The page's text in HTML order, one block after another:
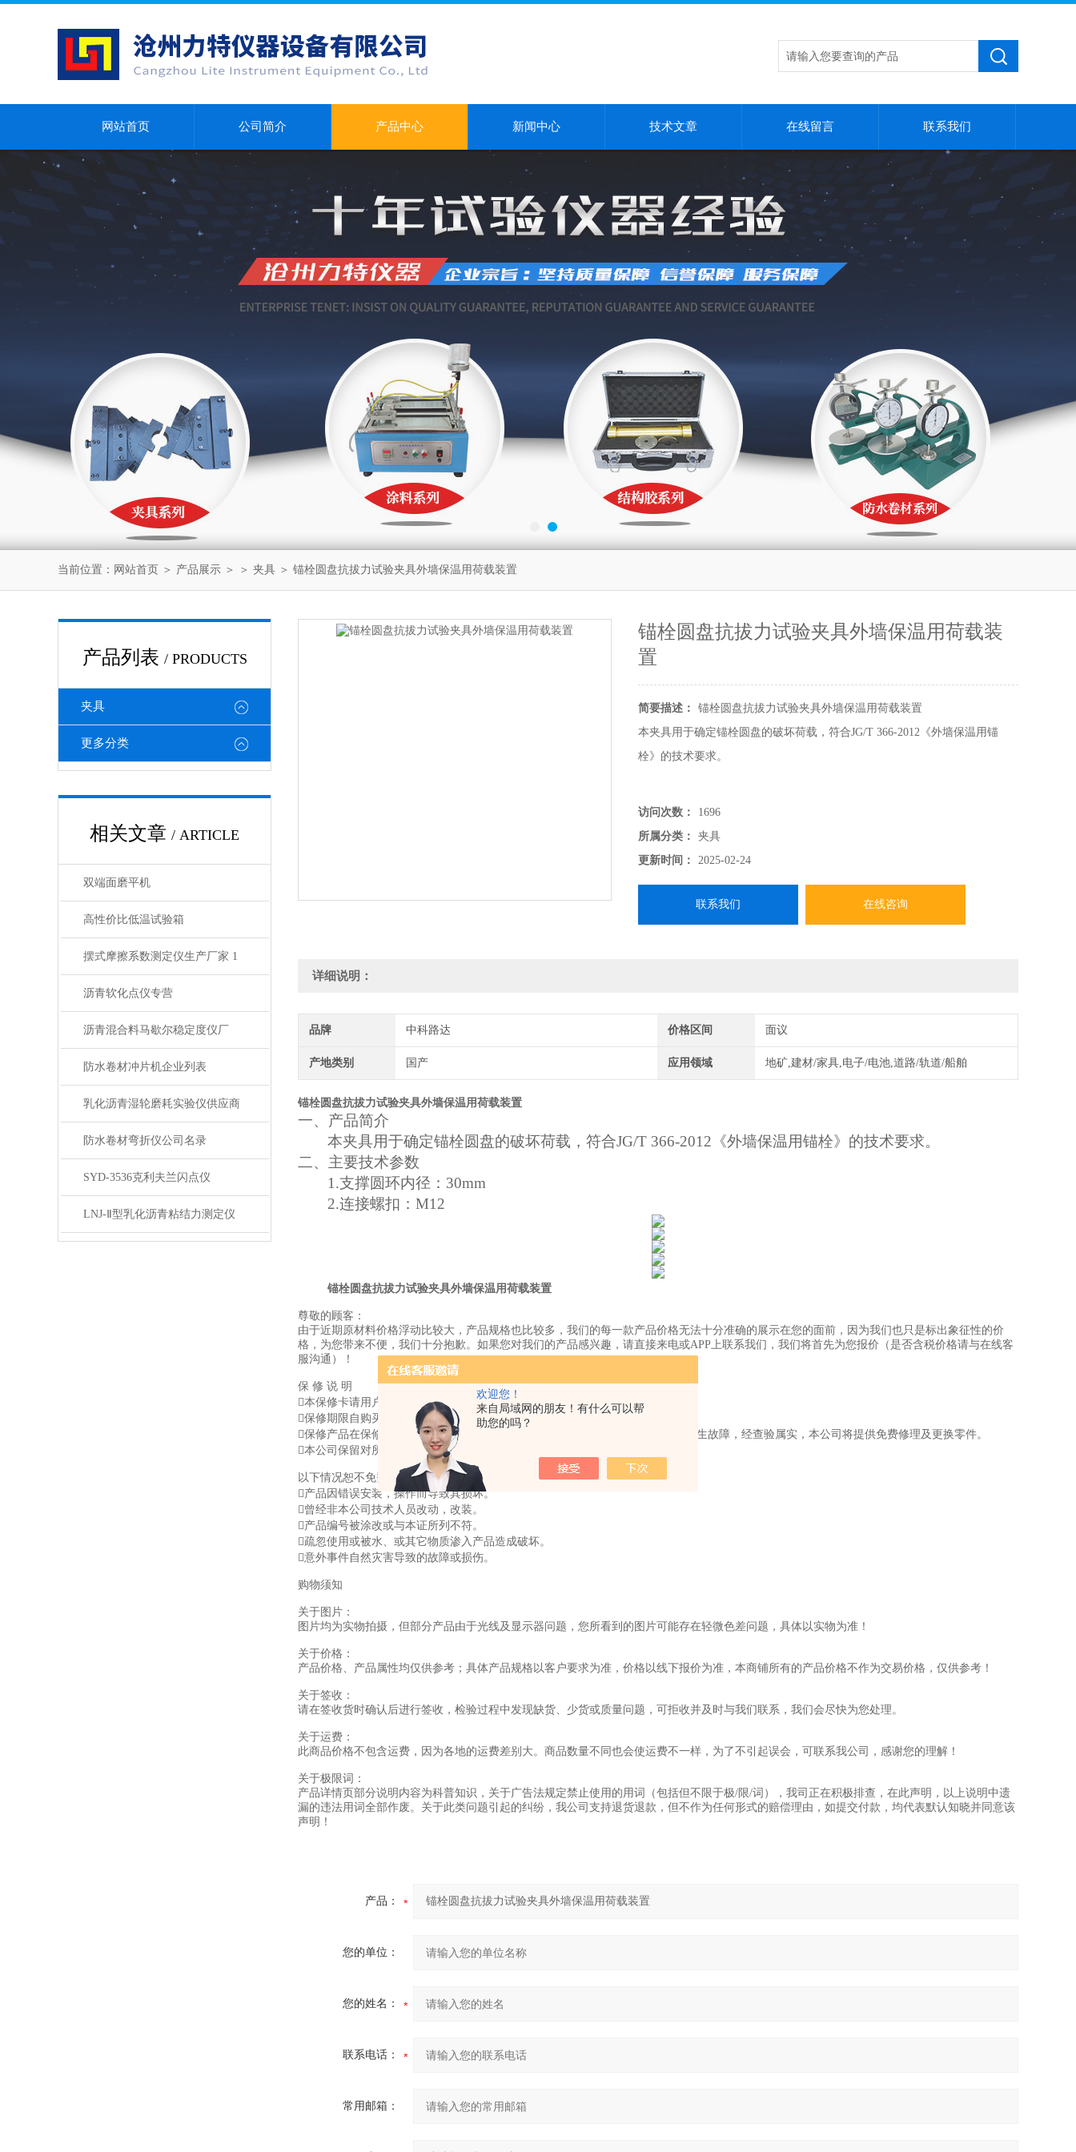
欢迎您！
来自局域网的朋友！有什么可以帮
助您的吗？
网站首页 公司简介 产品中心 新闻中心 技术文章 在线留言 联系我们
当前位置： 网站首页 ＞ 产品展示 ＞ ＞ 夹具 ＞ 锚栓圆盘抗拔力试验夹具外墙保温用荷载装置
产品列表 / PRODUCTS
夹具
更多分类
相关文章 / ARTICLE
双端面磨平机
高性价比低温试验箱
摆式摩擦系数测定仪生产厂家 1
沥青软化点仪专营
沥青混合料马歇尔稳定度仪厂
防水卷材冲片机企业列表
乳化沥青湿轮磨耗实验仪供应商
防水卷材弯折仪公司名录
SYD-3536克利夫兰闪点仪
LNJ-Ⅱ型乳化沥青粘结力测定仪
锚栓圆盘抗拔力试验夹具外墙保温用荷载装
置
简要描述：
锚栓圆盘抗拔力试验夹具外墙保温用荷载装置
本夹具用于确定锚栓圆盘的破坏荷载，符合JG/T 366-2012《外墙保温用锚
栓》的技术要求。
访问次数：
1696
所属分类：
夹具
更新时间：
2025-02-24
联系我们 在线咨询
详细说明：
品牌 中科路达 价格区间 面议
产地类别 国产 应用领域 地矿,建材/家具,电子/电池,道路/轨道/船舶
锚栓圆盘抗拔力试验夹具外墙保温用荷载装置
一、 产品简介
本夹具用于确定锚栓圆盘的破坏荷载，符合JG/T 366-2012《外墙保温用锚栓》的技术要求。
二、 主要技术参数
1.支撑圆环内径：30mm
2.连接螺扣：M12
锚栓圆盘抗拔力试验夹具外墙保温用荷载装置
尊敬的顾客：
由于近期原材料价格浮动比较大，产品规格也比较多，我们的每一款产品价格无法十分准确的展示在您的面前，因为我们也只是标出象征性的价
格，为您带来不便，我们十分抱歉。如果您对我们的产品感兴趣，请直接来电或APP上联系我们，我们将首先为您报价（是否含税价格请与在线客
服沟通）！
保 修 说 明
本保修卡请用户妥善保管，以做维修凭证。
保修期限自购买之日起12个月内。
保修产品在保修期内，在正常使用和维护的情况下，产品本身出现质量问题，发生故障，经查验属实，本公司将提供免费修理及更换零件。
本公司保留对所有内容的修改权和解释权。
以下情况恕不免费维修
产品因错误安装，操作而导致其损坏。
曾经非本公司技术人员改动，改装。
产品编号被涂改或与本证所列不符。
疏忽使用或被水、或其它物质渗入产品造成破坏。
意外事件自然灾害导致的故障或损伤。
购物须知
关于图片：
图片均为实物拍摄，但部分产品由于光线及显示器问题，您所看到的图片可能存在轻微色差问题，具体以实物为准！
关于价格：
产品价格、产品属性均仅供参考；具体产品规格以客户要求为准，价格以线下报价为准，本商铺所有的产品价格不作为交易价格，仅供参考！
关于签收：
请在签收货时确认后进行签收，检验过程中发现缺货、少货或质量问题，可拒收并及时与我们联系，我们会尽快为您处理。
关于运费：
此商品价格不包含运费，因为各地的运费差别大。商品数量不同也会使运费不一样，为了不引起误会，可联系我公司，感谢您的理解！
关于极限词：
产品详情页部分说明内容为科普知识，关于广告法规定禁止使用的用词（包括但不限于极/限/词），我司正在积极排查，在此声明，以上说明中遗
漏的违法用词全部作废。关于此类问题引起的纠纷，我公司支持退货退款，但不作为任何形式的赔偿理由，如提交付款，均代表默认知晓并同意该
声明！
产品：
您的单位：
您的姓名：
联系电话：
常用邮箱：